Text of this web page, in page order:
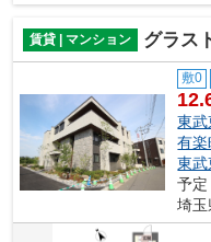
賃貸 | マンション グラス
敷0
東武
有楽
東武
予
埼玉